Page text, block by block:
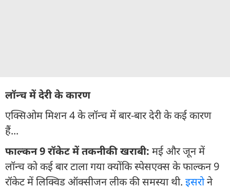
लॉन्च में देरी के कारण
एक्सिओम मिशन 4 के लॉन्च में बार-बार देरी के कई कारण
हैं...
फाल्कन 9 रॉकेट में तकनीकी खराबी: मई और जून में
लॉन्च को कई बार टाला गया क्योंकि स्पेसएक्स के फाल्कन 9
रॉकेट में लिक्विड ऑक्सीजन लीक की समस्या थी. इसरोने